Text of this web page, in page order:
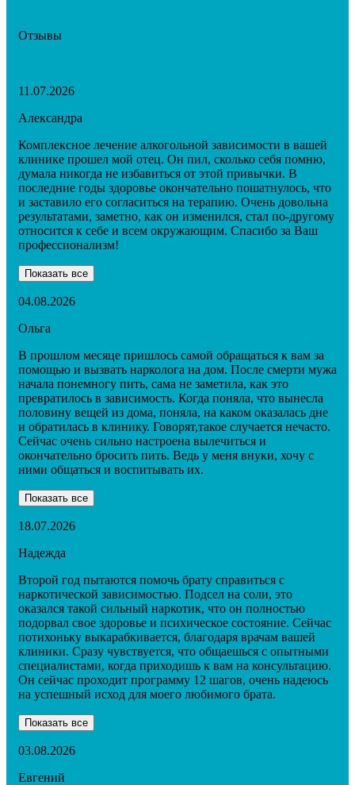
Отзывы
11.07.2026
Александра
Комплексное лечение алкогольной зависимости в вашей
клинике прошел мой отец. Он пил, сколько себя помню,
думала никогда не избавиться от этой привычки. В
последние годы здоровье окончательно пошатнулось, что
и заставило его согласиться на терапию. Очень довольна
результатами, заметно, как он изменился, стал по-другому
относится к себе и всем окружающим. Спасибо за Ваш
профессионализм!
Показать все
04.08.2026
Ольга
В прошлом месяце пришлось самой обращаться к вам за
помощью и вызвать нарколога на дом. После смерти мужа
начала понемногу пить, сама не заметила, как это
превратилось в зависимость. Когда поняла, что вынесла
половину вещей из дома, поняла, на каком оказалась дне
и обратилась в клинику. Говорят,такое случается нечасто.
Сейчас очень сильно настроена вылечиться и
окончательно бросить пить. Ведь у меня внуки, хочу с
ними общаться и воспитывать их.
Показать все
18.07.2026
Надежда
Второй год пытаются помочь брату справиться с
наркотической зависимостью. Подсел на соли, это
оказался такой сильный наркотик, что он полностью
подорвал свое здоровье и психическое состояние. Сейчас
потихоньку выкарабкивается, благодаря врачам вашей
клиники. Сразу чувствуется, что общаешься с опытными
специалистами, когда приходишь к вам на консультацию.
Он сейчас проходит программу 12 шагов, очень надеюсь
на успешный исход для моего любимого брата.
Показать все
03.08.2026
Евгений